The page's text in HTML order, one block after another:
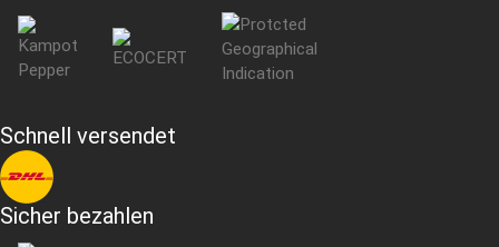
Schnell versendet
Sicher bezahlen